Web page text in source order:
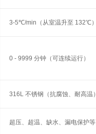
3-5℃/min（从室温升至 132℃）
0 - 9999 分钟（可连续运行）
316L 不锈钢（抗腐蚀、耐高温）
超压、超温、缺水、漏电保护等